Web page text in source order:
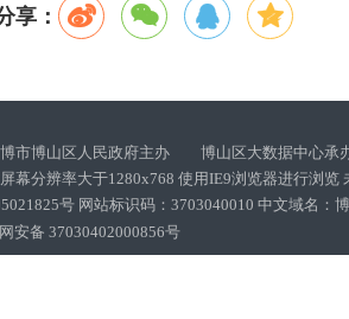
享：
博市博山区人民政府主办 博山区大数据中心承
幕分辨率大于1280x768 使用IE9浏览器进行浏览
号 网站标识码：3703040010 中文域名：
安备 37030402000856号